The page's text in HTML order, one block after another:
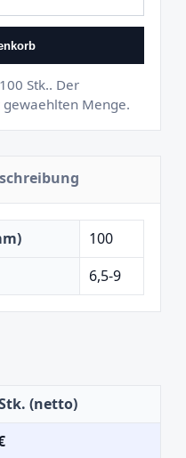
Stk.. Der
Menge.
100
6,5-9
(netto)